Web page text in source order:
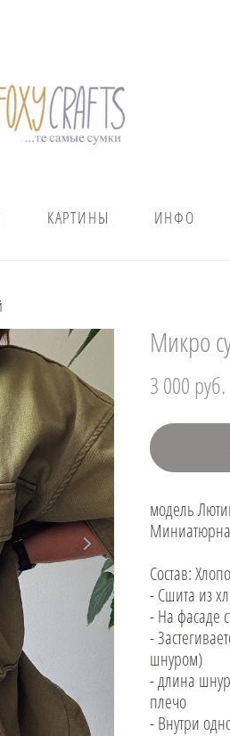
КАРТИНЫ ИНФО
Микро
3 000 pуб.
модель
Состав:
- Сшита из
- На фасаде
-
шнуром)
- длина
плечо
- Внутри